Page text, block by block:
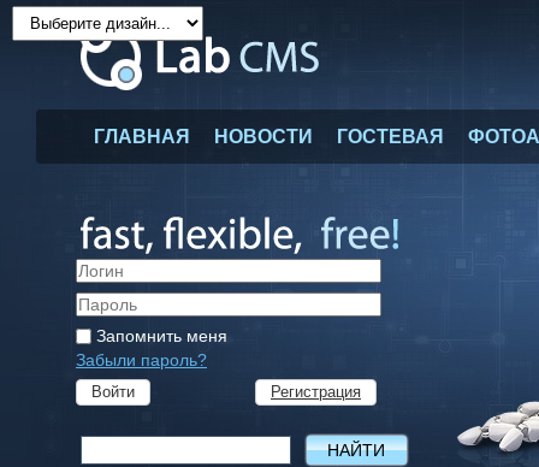
ГЛАВНАЯ НОВОСТИ ГОСТЕВАЯ
Запомнить меня
Забыли пароль?
Регистрация
Войти